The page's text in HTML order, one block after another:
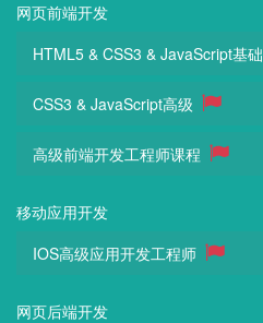
网页前端开发
HTML5 & CSS3 & JavaScript基础
CSS3 & JavaScript高级
高级前端开发工程师课程
移动应用开发
IOS高级应用开发工程师
网页后端开发